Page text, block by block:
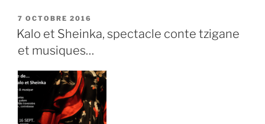
PUBLIÉ
LE
7 OCTOBRE 2016
Kalo et Sheinka, spectacle conte tzigane
et musiques…